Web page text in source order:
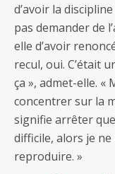
d’avoir la
pas demander de
elle d’avoir
recul, oui. C’était
ça », admet-elle. «
concentrer sur la
signifie arrêter
difficile, alors je ne
reproduire. »